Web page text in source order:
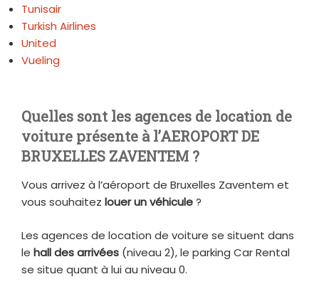
Tunisair
Turkish Airlines
United
Vueling
Quelles sont les agences de location de
voiture présente à l’AEROPORT DE
BRUXELLES ZAVENTEM ?
Vous arrivez à l’aéroport de Bruxelles Zaventem et
vous souhaitez louer un véhicule?
Les agences de location de voiture se situent dans
le hall des arrivées (niveau 2), le parking Car Rental
se situe quant à lui au niveau 0.